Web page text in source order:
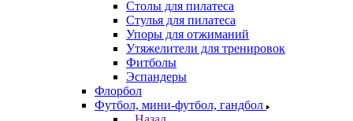
Столы для пилатеса
Стулья для пилатеса
Упоры для отжиманий
Утяжелители для тренировок
Фитболы
Эспандеры
Флорбол
Футбол, мини-футбол, гандбол